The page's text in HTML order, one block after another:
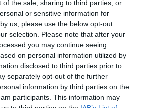
of the sale, sharing to third parties, or
or sensitive information for
us, please use the below opt-out
selection. Please note that after your
you may continue seeing
on personal information utilized by
disclosed to third parties prior to
separately opt-out of the further
information by third parties on the
participants. This information may